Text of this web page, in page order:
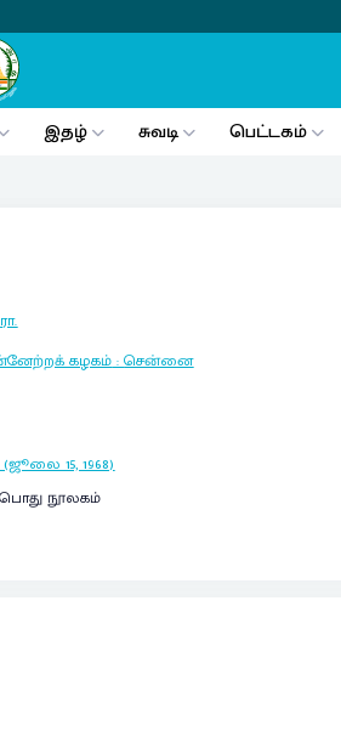
இதழ் சுவடி பெட்டகம்
கழகம்:சென்னை
(ஜூலை 15, 1968)
நூலகம்